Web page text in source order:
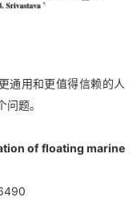
通用和更值得信赖的人
题。
of floating marine